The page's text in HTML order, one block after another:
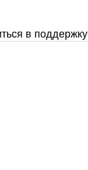
в поддержку